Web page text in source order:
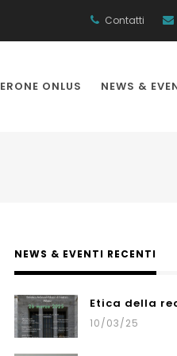
Contatti
ERONE ONLUS NEWS &
NEWS & EVENTI RECENTI
Etica della
10/03/25